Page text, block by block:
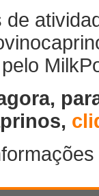
conheceu
Desde
o máximo,
dos cães e dos
Decidi
de cordeiro